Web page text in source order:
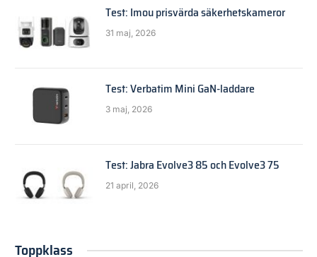
Test: Imou prisvärda säkerhetskameror
31 maj, 2026
Test: Verbatim Mini GaN-laddare
3 maj, 2026
Test: Jabra Evolve3 85 och Evolve3 75
21 april, 2026
Toppklass